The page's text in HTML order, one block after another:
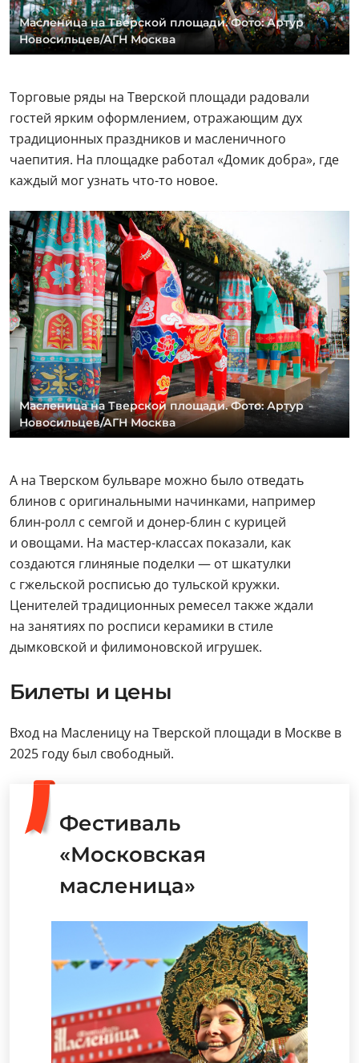
Масленица на Тверской площади. Фото: Артур
Новосильцев/АГН Москва
Торговые ряды на Тверской площади радовали
гостей ярким оформлением, отражающим дух
традиционных праздников и масленичного
чаепития. На площадке работал «Домик добра», где
каждый мог узнать что-то новое.
Масленица на Тверской площади. Фото: Артур
Новосильцев/АГН Москва
А на Тверском бульваре можно было отведать
блинов с оригинальными начинками, например
блин-ролл с семгой и донер-блин с курицей
и овощами. На мастер-классах показали, как
создаются глиняные поделки — от шкатулки
с гжельской росписью до тульской кружки.
Ценителей традиционных ремесел также ждали
на занятиях по росписи керамики в стиле
дымковской и филимоновской игрушек.
Билеты и цены
Вход на Масленицу на Тверской площади в Москве в
2025 году был свободный.
Фестиваль
«Московская
масленица»